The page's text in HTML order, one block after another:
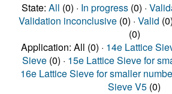
State: All (0) · In progress(0) ·
Validation inconclusive(0) · Valid
(0)
Application: All (0) · 14e Lattice
Sieve (0) · 15e Lattice Sieve for
16e Lattice Sieve for smaller
Sieve V5 (0)